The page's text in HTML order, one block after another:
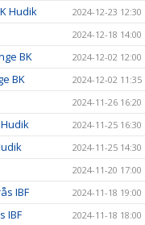
Hudik 2024-12-23 12:30
2024-12-18 14:00
BK 2024-12-02 12:00
BK 2024-12-02 11:35
2024-11-26 16:20
2024-11-25 16:30
2024-11-25 14:30
2024-11-20 17:00
IBF 2024-11-18 19:00
IBF 2024-11-18 18:00